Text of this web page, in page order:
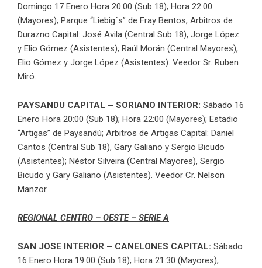
Domingo 17 Enero Hora 20:00 (Sub 18); Hora 22:00
(Mayores); Parque “Liebig´s” de Fray Bentos; Arbitros de
Durazno Capital: José Avila (Central Sub 18), Jorge López
y Elio Gómez (Asistentes); Raúl Morán (Central Mayores),
Elio Gómez y Jorge López (Asistentes). Veedor Sr. Ruben
Miró.
PAYSANDU CAPITAL – SORIANO INTERIOR: Sábado 16
Enero Hora 20:00 (Sub 18); Hora 22:00 (Mayores); Estadio
“Artigas” de Paysandú; Arbitros de Artigas Capital: Daniel
Cantos (Central Sub 18), Gary Galiano y Sergio Bicudo
(Asistentes); Néstor Silveira (Central Mayores), Sergio
Bicudo y Gary Galiano (Asistentes). Veedor Cr. Nelson
Manzor.
REGIONAL CENTRO – OESTE – SERIE A
SAN JOSE INTERIOR – CANELONES CAPITAL: Sábado
16 Enero Hora 19:00 (Sub 18); Hora 21:30 (Mayores);